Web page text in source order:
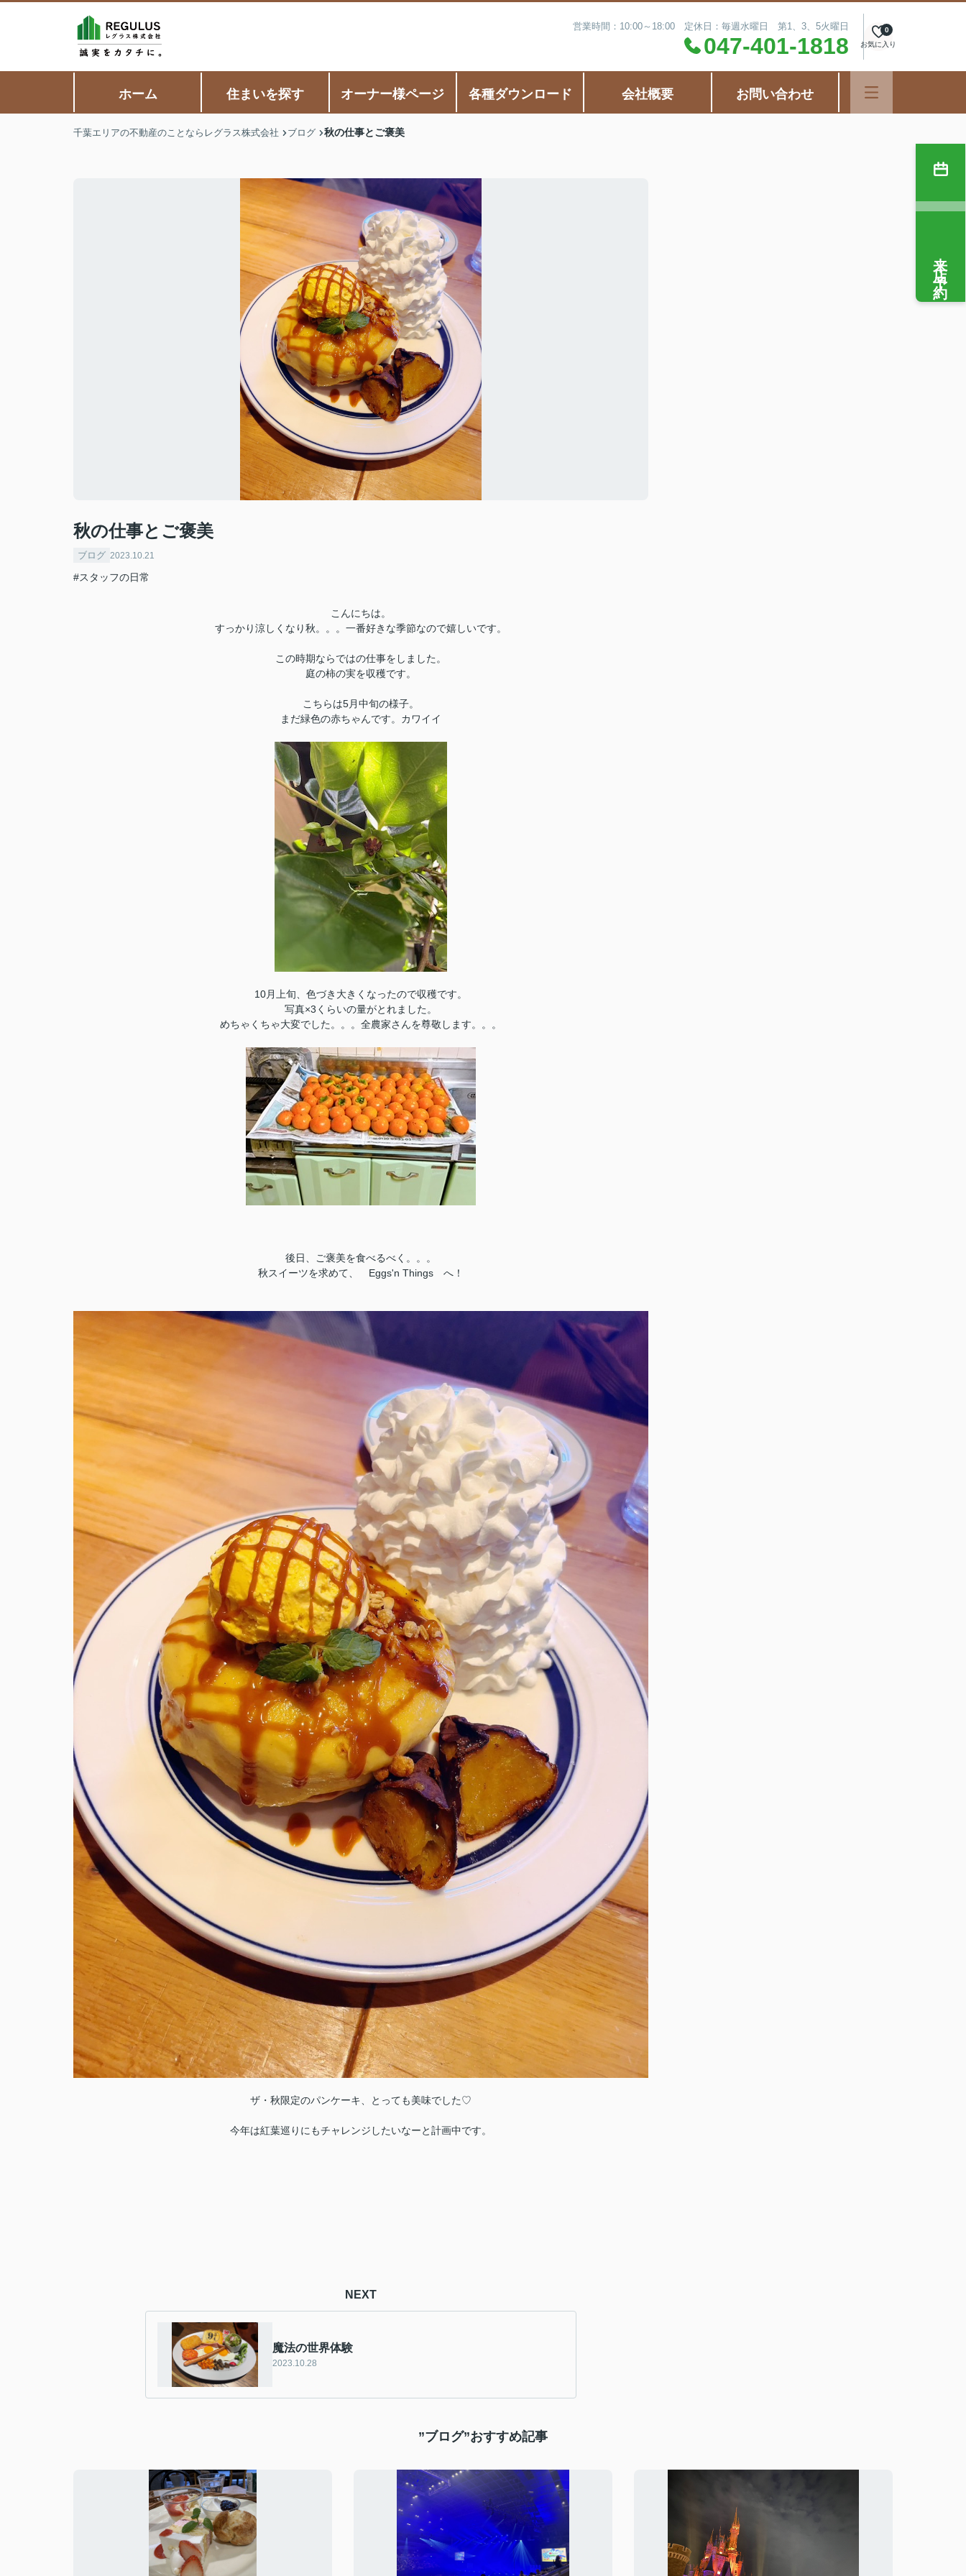
営業時間：10:00～18:00 定休日：毎週水曜日 第1、3、5火曜日
047-401-1818 お気に入り
0
ホーム 住まいを探す オーナー様ページ 各種ダウンロード 会社概要 お問い合わせ
千葉エリアの不動産のことならレグラス株式会社 ブログ 秋の仕事とご褒美
秋の仕事とご褒美
ブログ 2023.10.21
#スタッフの日常
こんにちは。
すっかり涼しくなり秋。。。一番好きな季節なので嬉しいです。
この時期ならではの仕事をしました。
庭の柿の実を収穫です。
こちらは5月中旬の様子。
まだ緑色の赤ちゃんです。カワイイ
10月上旬、色づき大きくなったので収穫です。
写真×3くらいの量がとれました。
めちゃくちゃ大変でした。。。全農家さんを尊敬します。。。
後日、ご褒美を食べるべく。。。
秋スイーツを求めて、 Eggs'n Things へ！
ザ・秋限定のパンケーキ、とっても美味でした♡
今年は紅葉巡りにもチャレンジしたいなーと計画中です。
NEXT
魔法の世界体験
2023.10.28
”ブログ”おすすめ記事
来店予約